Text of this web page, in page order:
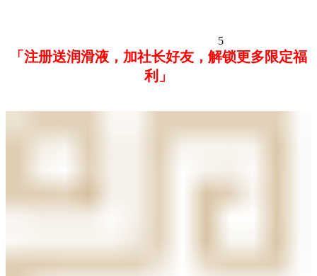
5
「注册送润滑液，加社长好友，解锁更多限定福
利」